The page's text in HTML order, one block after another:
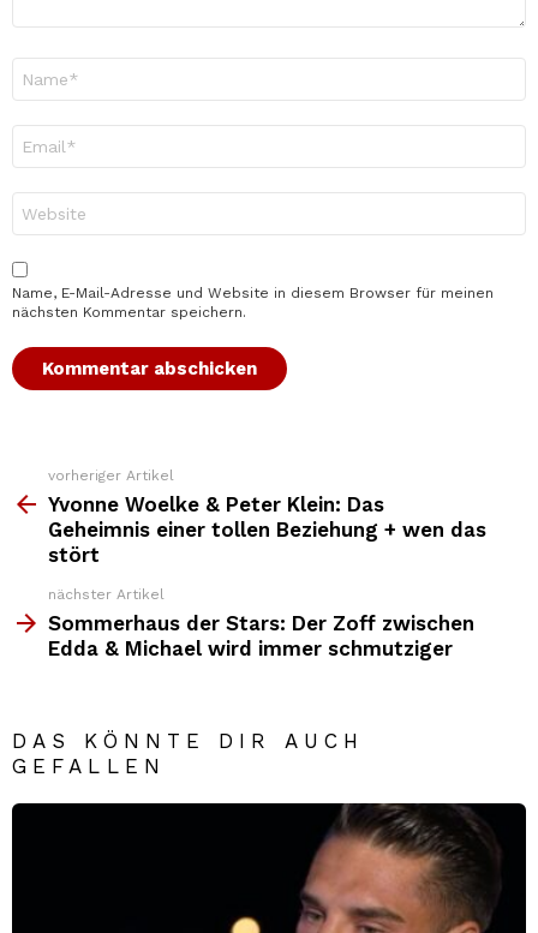
Mail-
Adresse
*
Name, E-Mail-Adresse und Website in diesem Browser für meinen
nächsten Kommentar speichern.
Weitere
Top
News
vorheriger Artikel
Yvonne Woelke & Peter Klein: Das
Geheimnis einer tollen Beziehung + wen das
stört
nächster Artikel
Sommerhaus der Stars: Der Zoff zwischen
Edda & Michael wird immer schmutziger
DAS KÖNNTE DIR AUCH
GEFALLEN